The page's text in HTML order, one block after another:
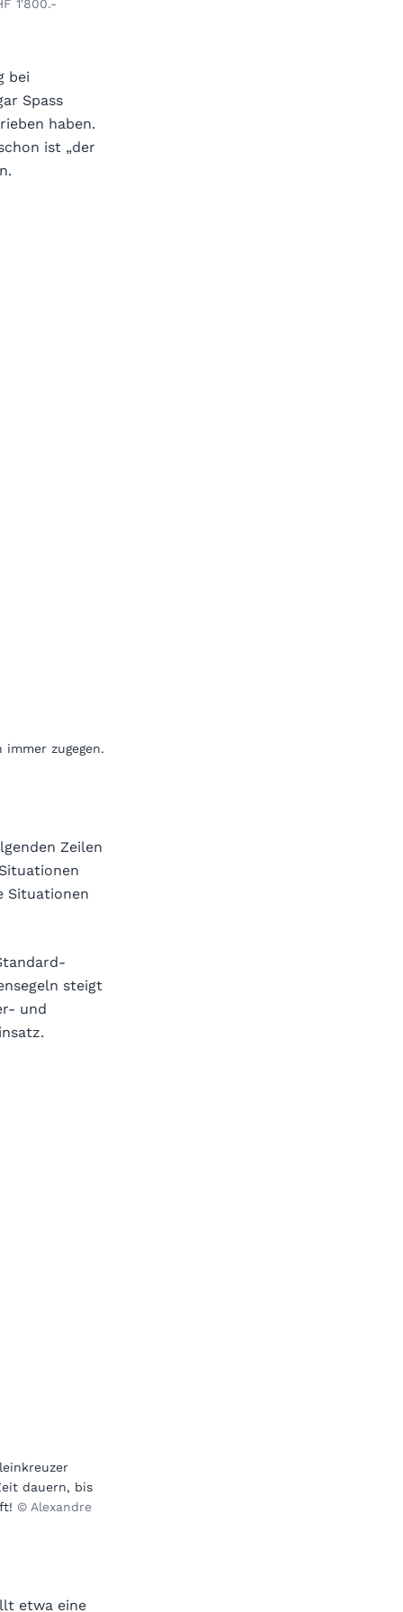
1'800.-
bei
Spass
haben.
ist „der
zugegen.
Zeilen
Situationen
steigt
und
dauern, bis
© Alexandre
etwa eine